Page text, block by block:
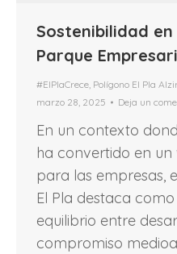
Sostenibilidad
Parque
#ElPlaCrece, Polígono El Pla
marzo 28, 2025
Deja un
En un contexto
ha convertido en
para las empresas,
El Pla destaca
equilibrio entre
compromiso